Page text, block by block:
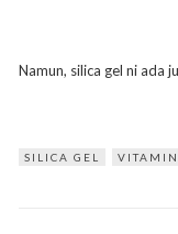
Namun, silica gel ni ada
SILICA GEL